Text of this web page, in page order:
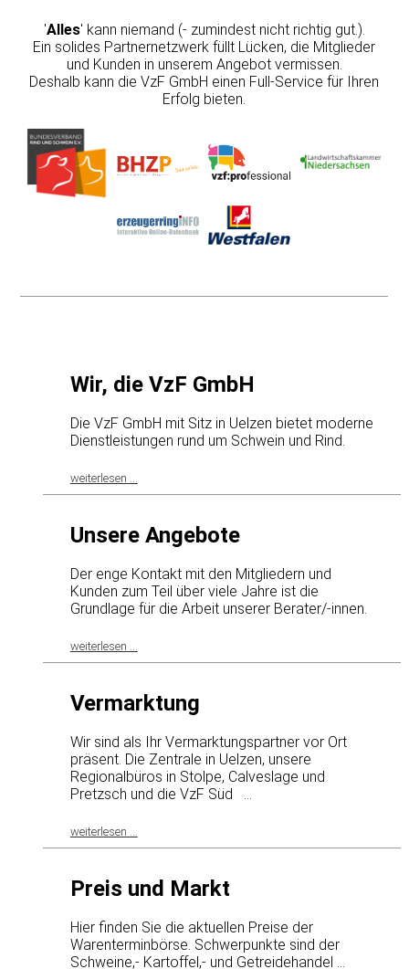
'Alles' kann niemand (- zumindest nicht richtig gut.).
Ein solides Partnernetzwerk füllt Lücken, die Mitglieder
und Kunden in unserem Angebot vermissen.
Deshalb kann die VzF GmbH einen Full-Service für Ihren
Erfolg bieten.
Wir, die VzF GmbH
Die VzF GmbH mit Sitz in Uelzen bietet moderne
Dienstleistungen rund um Schwein und Rind.
weiterlesen ...
Unsere Angebote
Der enge Kontakt mit den Mitgliedern und
Kunden zum Teil über viele Jahre ist die
Grundlage für die Arbeit unserer Berater/-innen.
weiterlesen ...
Vermarktung
Wir sind als Ihr Vermarktungspartner vor Ort
präsent. Die Zentrale in Uelzen, unsere
Regionalbüros in Stolpe, Calveslage und
Pretzsch und die VzF Süd ...
weiterlesen ...
Preis und Markt
Hier finden Sie die aktuellen Preise der
Warenterminbörse. Schwerpunkte sind der
Schweine,- Kartoffel,- und Getreidehandel ...